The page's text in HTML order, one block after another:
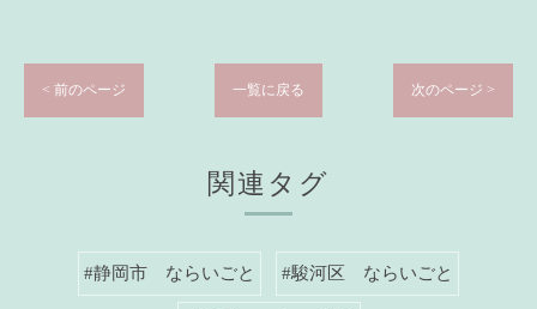
< 前のページ 一覧に戻る 次のページ >
関連タグ
#静岡市 ならいごと #駿河区 ならいごと